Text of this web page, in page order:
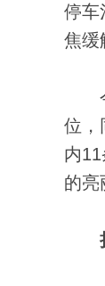
停车
焦缓
今
位，
内
的亮